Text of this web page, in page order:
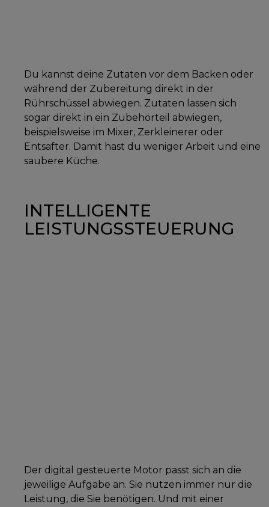
Du kannst deine Zutaten vor dem Backen oder
während der Zubereitung direkt in der
Rührschüssel abwiegen. Zutaten lassen sich
sogar direkt in ein Zubehörteil abwiegen,
beispielsweise im Mixer, Zerkleinerer oder
Entsafter. Damit hast du weniger Arbeit und eine
saubere Küche.
INTELLIGENTE
LEISTUNGSSTEUERUNG
Der digital gesteuerte Motor passt sich an die
jeweilige Aufgabe an. Sie nutzen immer nur die
Leistung, die Sie benötigen. Und mit einer